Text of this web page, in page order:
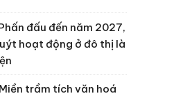
đấu đến năm 2027,
hoạt động ở đô thị là
trầm tích văn hoá